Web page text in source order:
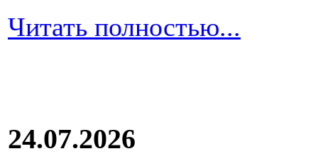
Читать полностью...
24.07.2026